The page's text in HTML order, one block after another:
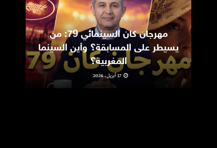
مهرجان كان السينمائي 79: من
يسيطر على المسابقة؟ وأين السينما
المغربية؟
17 أبريل، 2026